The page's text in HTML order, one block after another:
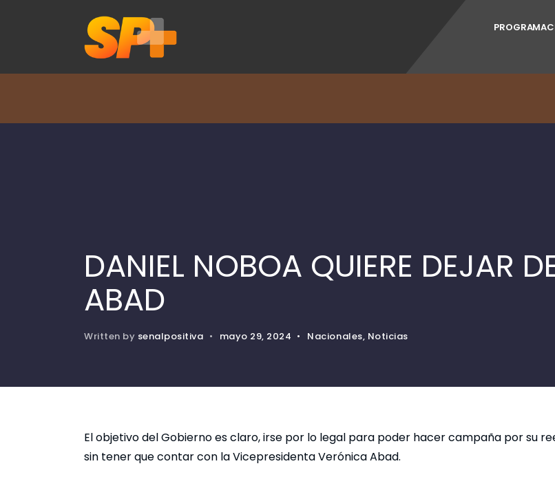
DANIEL NOBOA QUIERE DEJAR
ABAD
Written by senalpositiva • mayo 29, 2024 • Nacionales, Noticias
El objetivo del Gobierno es claro, irse por lo legal para poder hacer campaña por su
sin tener que contar con la Vicepresidenta Verónica Abad.